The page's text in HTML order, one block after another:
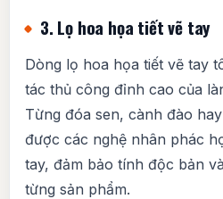
3. Lọ hoa họa tiết vẽ tay
Dòng lọ hoa họa tiết vẽ tay
tác thủ công đỉnh cao của
Từng đóa sen, cành đào
được các nghệ nhân phác
tay, đảm bảo tính độc bản
từng sản phẩm.